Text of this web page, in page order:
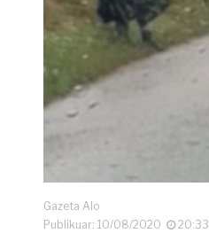
Gazeta Alo
Publikuar: 10/08/2020
20:33